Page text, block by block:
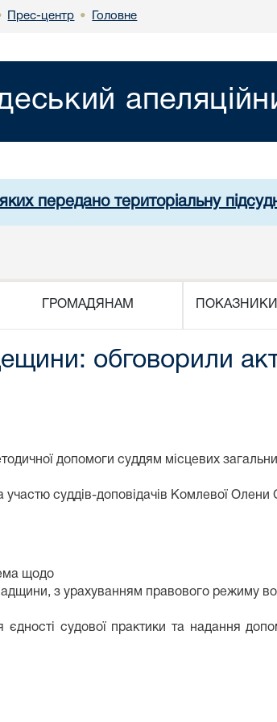
Прес-центр • Головне
яких передано територіальну
ГРОМАДЯНАМ ПОКАЗНИКИ
обговорили
допомоги суддям місцевих
суддів-доповідачів Комлевої
щодо
з урахуванням правового режиму
судової практики та надання